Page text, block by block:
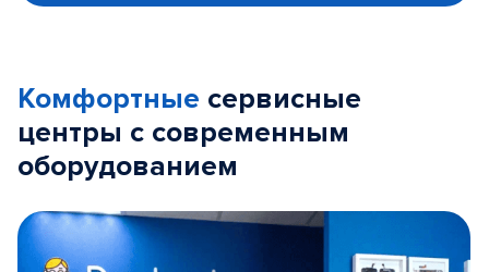
Комфортные сервисные
центры с современным
оборудованием